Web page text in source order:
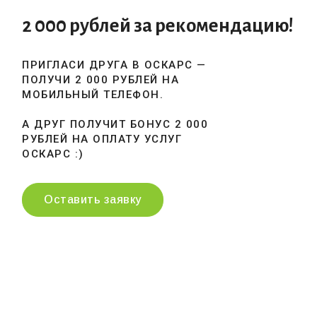
2 000 рублей за рекомендацию!
ПРИГЛАСИ ДРУГА В ОСКАРС —
ПОЛУЧИ 2 000 РУБЛЕЙ НА
МОБИЛЬНЫЙ ТЕЛЕФОН.
А ДРУГ ПОЛУЧИТ БОНУС 2 000
РУБЛЕЙ НА ОПЛАТУ УСЛУГ
ОСКАРС :)
Оставить заявку